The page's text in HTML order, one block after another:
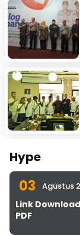
Hype
03 Agustus
Link Download
PDF